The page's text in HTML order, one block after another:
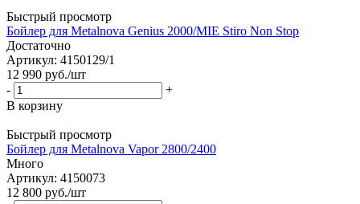
Быстрый просмотр
Бойлер для Metalnova Genius 2000/MIE Stiro Non Stop
Достаточно
Артикул: 4150129/1
12 990 руб./шт
-
+
В корзину
Быстрый просмотр
Бойлер для Metalnova Vapor 2800/2400
Много
Артикул: 4150073
12 800 руб./шт